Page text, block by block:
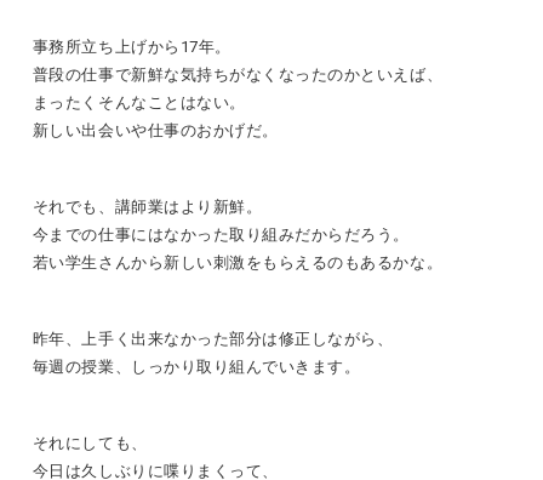
事務所立ち上げから17年。
普段の仕事で新鮮な気持ちがなくなったのかといえば、
まったくそんなことはない。
新しい出会いや仕事のおかげだ。
それでも、講師業はより新鮮。
今までの仕事にはなかった取り組みだからだろう。
若い学生さんから新しい刺激をもらえるのもあるかな。
昨年、上手く出来なかった部分は修正しながら、
毎週の授業、しっかり取り組んでいきます。
それにしても、
今日は久しぶりに喋りまくって、